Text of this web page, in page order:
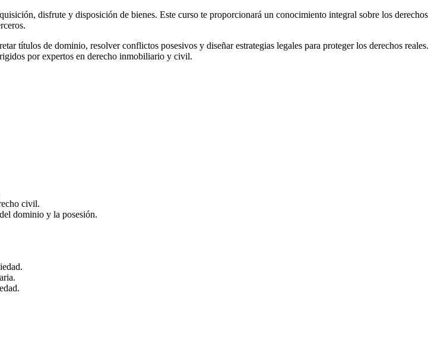
disfrute y disposición de bienes. Este curso te proporcionará un conocimiento integral sobre los derechos
títulos de dominio, resolver conflictos posesivos y diseñar estrategias legales para proteger los derechos reales.
por expertos en derecho inmobiliario y civil.
civil.
dominio y la posesión.